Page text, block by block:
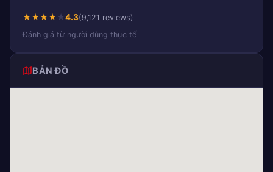
★★★★★4.3(9,121 reviews)
Đánh giá từ người dùng thực tế
BẢN ĐỒ